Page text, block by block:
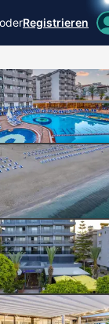
oderRegistrieren